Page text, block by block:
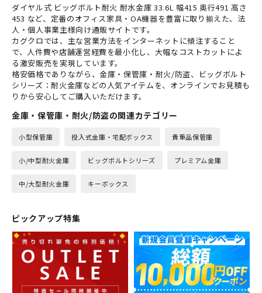
ダイヤル式 ビッグボルト耐火 耐水金庫 33.6L 幅415 奥行491 高さ
453 など、定番のオフィス家具・OA機器を豊富に取り揃えた、法
人・個人事業主様向け通販サイトです。
カグクロでは、主な営業方法をインターネットに傾注すること
で、人件費や店舗運営経費を最小化し、大幅なコストカットによ
る激安販売を実現しています。
格安価格でありながら、金庫・保管庫・耐火/防盗、ビッグボルト
シリーズ：耐火金庫などの人気アイテムを、オンラインでお見積も
りから安心してご購入いただけます。
金庫・保管庫・耐火/防盗の関連カテゴリー
小型保管庫 投入式金庫・宅配ボックス 貴重品保管庫
小/中型耐火金庫 ビッグボルトシリーズ プレミアム金庫
中/大型耐火金庫 キーボックス
ピックアップ特集